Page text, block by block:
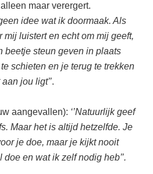
alleen maar verergert.
geen idee wat ik doormaak. Als
mij luistert en echt om mij geeft,
beetje steun geven in plaats
schieten en je terug te trekken
jou ligt’’.
aangevallen): ‘’Natuurlijk geef
Maar het is altijd hetzelfde. Je
je doe, maar je kijkt nooit
en wat ik zelf nodig heb’’.